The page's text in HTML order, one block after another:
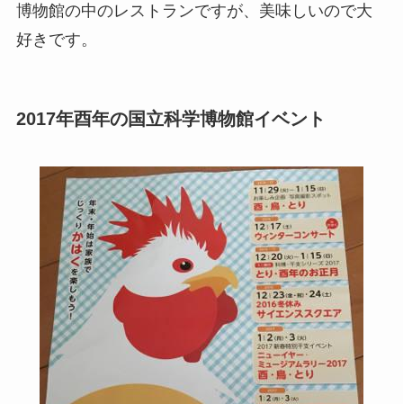
博物館の中のレストランですが、美味しいので大
好きです。
2017年酉年の国立科学博物館イベント